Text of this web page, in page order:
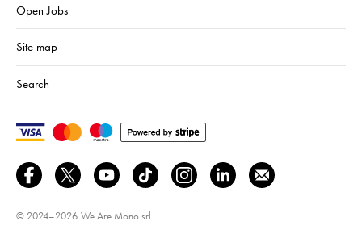
Open Jobs
Site map
Search
© 2024–2026 We Are Mono srl